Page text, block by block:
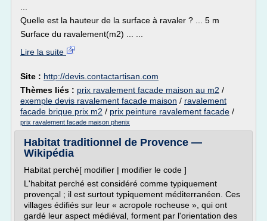
Quelle est la hauteur de la surface à ravaler ? ... 5 m
Surface du ravalement(m2) ... ...
Lire la suite
Site : http://devis.contactartisan.com
Thèmes liés : prix ravalement facade maison au m2 /
exemple devis ravalement facade maison / ravalement
facade brique prix m2 / prix peinture ravalement facade /
prix ravalement facade maison phenix
Habitat traditionnel de Provence —
Wikipédia
Habitat perché[ modifier | modifier le code ]
L'habitat perché est considéré comme typiquement
provençal ; il est surtout typiquement méditerranéen. Ces
villages édifiés sur leur « acropole rocheuse », qui ont
gardé leur aspect médiéval, forment par l'orientation des